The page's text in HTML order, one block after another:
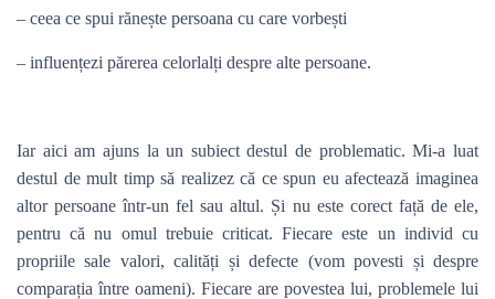
– ceea ce spui rănește persoana cu care vorbești
– influențezi părerea celorlalți despre alte persoane.
Iar aici am ajuns la un subiect destul de problematic. Mi-a luat
destul de mult timp să realizez că ce spun eu afectează imaginea
altor persoane într-un fel sau altul. Și nu este corect față de ele,
pentru că nu omul trebuie criticat. Fiecare este un individ cu
propriile sale valori, calități și defecte (vom povesti și despre
comparația între oameni). Fiecare are povestea lui, problemele lui